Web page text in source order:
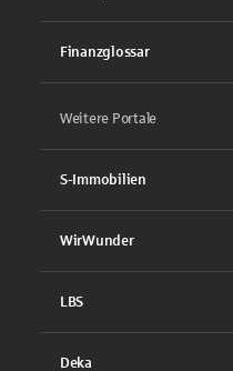
Finanzglossar
Weitere Portale
S-Immobilien
WirWunder
LBS
Deka